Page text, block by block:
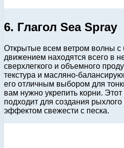
6. Глагол Sea Spray
Открытые всем ветром волны
движением находятся всего в
сверхлегкого и объемного
текстура и масляно-
его отличным выбором для
вам нужно укрепить корни.
подходит для создания
эффектом свежести с песка.